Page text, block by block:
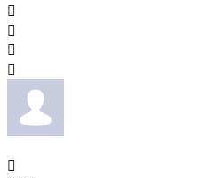




